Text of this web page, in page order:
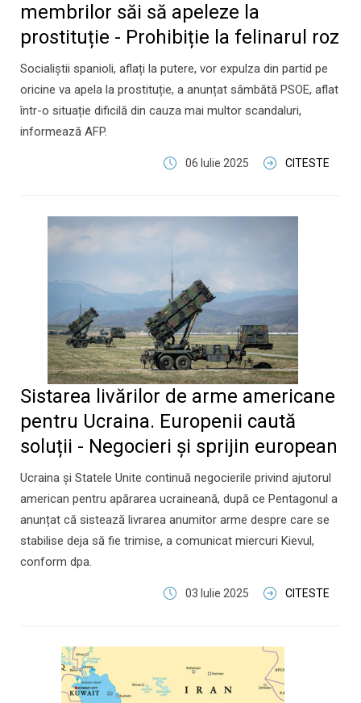
membrilor săi să apeleze la
prostituție - Prohibiție la felinarul roz
Socialiștii spanioli, aflați la putere, vor expulza din partid pe
oricine va apela la prostituție, a anunțat sâmbătă PSOE, aflat
într-o situație dificilă din cauza mai multor scandaluri,
informează AFP.
06 Iulie 2025 CITESTE
Sistarea livărilor de arme americane
pentru Ucraina. Europenii caută
soluții - Negocieri și sprijin european
Ucraina și Statele Unite continuă negocierile privind ajutorul
american pentru apărarea ucraineană, după ce Pentagonul a
anunțat că sistează livrarea anumitor arme despre care se
stabilise deja să fie trimise, a comunicat miercuri Kievul,
conform dpa.
03 Iulie 2025 CITESTE